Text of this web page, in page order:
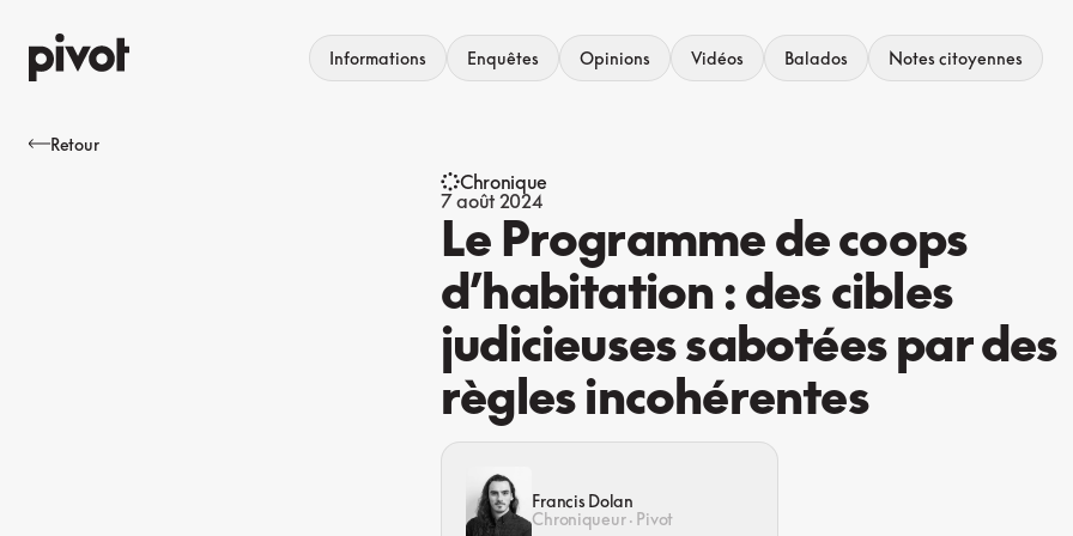
au
contenu
Informations Enquêtes Opinions Vidéos Balados Notes citoyennes
Retour
Chronique
7 août 2024
Le Programme de coops
d’habitation : des cibles
judicieuses sabotées par des
règles incohérentes
Francis Dolan
Chroniqueur · Pivot